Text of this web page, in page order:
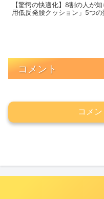
【驚愕の快適化】8割の人が
用低反発腰クッション」5つの
コメント
コメ